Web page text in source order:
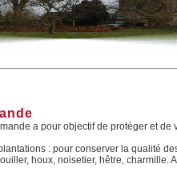
a pour objectif de protéger et
: pour conserver la qualité
houx, noisetier, hêtre, charmille.